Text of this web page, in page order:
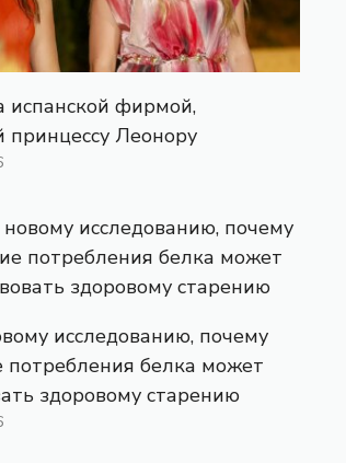
испанской фирмой,
принцессу Леонору
исследованию, почему
потребления белка может
здоровому старению